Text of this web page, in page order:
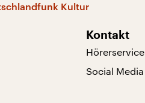
Kultur
Kontakt
Hörerservice
Social Media